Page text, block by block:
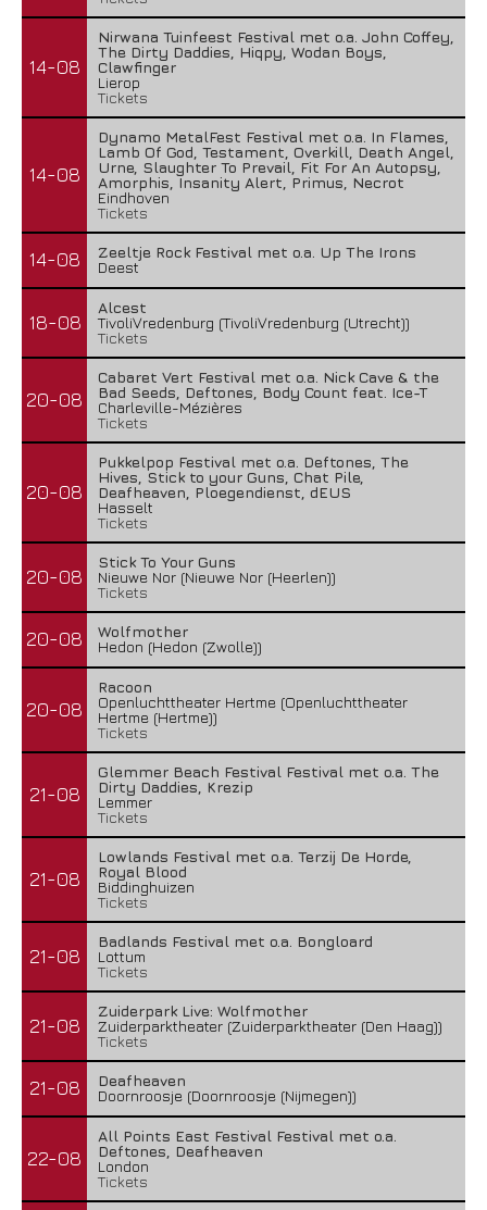
14-08
Nirwana Tuinfeest Festival met o.a. John Coffey,
The Dirty Daddies, Hiqpy, Wodan Boys,
Clawfinger
Lierop
Tickets
14-08
Dynamo MetalFest Festival met o.a. In Flames,
Lamb Of God, Testament, Overkill, Death Angel,
Urne, Slaughter To Prevail, Fit For An Autopsy,
Amorphis, Insanity Alert, Primus, Necrot
Eindhoven
Tickets
14-08
Zeeltje Rock Festival met o.a. Up The Irons
Deest
18-08
Alcest
TivoliVredenburg (TivoliVredenburg (Utrecht))
Tickets
20-08
Cabaret Vert Festival met o.a. Nick Cave & the
Bad Seeds, Deftones, Body Count feat. Ice-T
Charleville-Mézières
Tickets
20-08
Pukkelpop Festival met o.a. Deftones, The
Hives, Stick to your Guns, Chat Pile,
Deafheaven, Ploegendienst, dEUS
Hasselt
Tickets
20-08
Stick To Your Guns
Nieuwe Nor (Nieuwe Nor (Heerlen))
Tickets
20-08
Wolfmother
Hedon (Hedon (Zwolle))
20-08
Racoon
Openluchttheater Hertme (Openluchttheater
Hertme (Hertme))
Tickets
21-08
Glemmer Beach Festival Festival met o.a. The
Dirty Daddies, Krezip
Lemmer
Tickets
21-08
Lowlands Festival met o.a. Terzij De Horde,
Royal Blood
Biddinghuizen
Tickets
21-08
Badlands Festival met o.a. Bongloard
Lottum
Tickets
21-08
Zuiderpark Live: Wolfmother
Zuiderparktheater (Zuiderparktheater (Den Haag))
Tickets
21-08
Deafheaven
Doornroosje (Doornroosje (Nijmegen))
22-08
All Points East Festival Festival met o.a.
Deftones, Deafheaven
London
Tickets